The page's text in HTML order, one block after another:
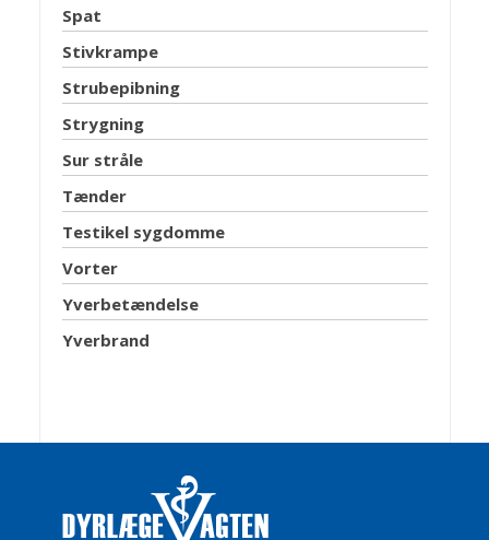
Spat
Stivkrampe
Strubepibning
Strygning
Sur stråle
Tænder
Testikel sygdomme
Vorter
Yverbetændelse
Yverbrand